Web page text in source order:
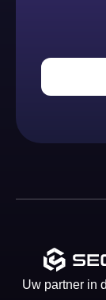
Uw partner in